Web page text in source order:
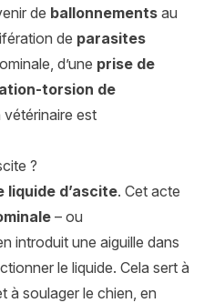
de ballonnements au
de parasites
d’une prise de
torsion de
est
?
liquide d’ascite. Cet acte
– ou
introduit une aiguille dans
le liquide. Cela sert à
à soulager le chien, en